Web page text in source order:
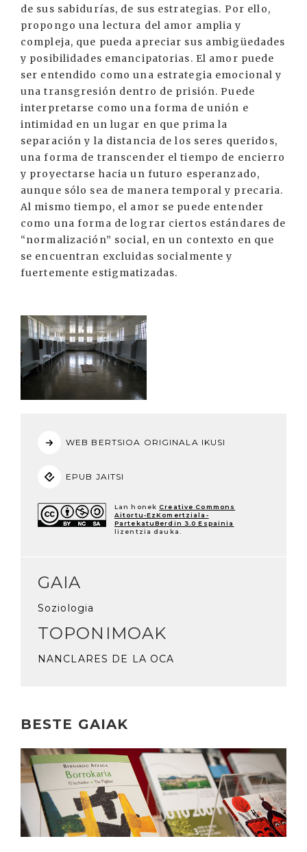
de sus sabidurías, de sus estrategias. Por ello,
propongo una lectura del amor amplia y
compleja, que pueda apreciar sus ambigüedades
y posibilidades emancipatorias. El amor puede
ser entendido como una estrategia emocional y
una transgresión dentro de prisión. Puede
interpretarse como una forma de unión e
intimidad en un lugar en que prima la
separación y la distancia de los seres queridos,
una forma de transcender el tiempo de encierro
y proyectarse hacia un futuro esperanzado,
aunque sólo sea de manera temporal y precaria.
Al mismo tiempo, el amor se puede entender
como una forma de lograr ciertos estándares de
“normalización” social, en un contexto en que
se encuentran excluidas socialmente y
fuertemente estigmatizadas.
WEB BERTSIOA ORIGINALA IKUSI
EPUB JAITSI
Lan honek Creative Commons
Aitortu-EzKomertziala-
PartekatuBerdin 3.0 Espainia
lizentzia dauka.
GAIA
Soziologia
TOPONIMOAK
NANCLARES DE LA OCA
BESTE GAIAK
Irakurri